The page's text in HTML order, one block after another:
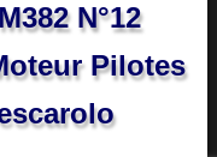
N°12
Pilotes